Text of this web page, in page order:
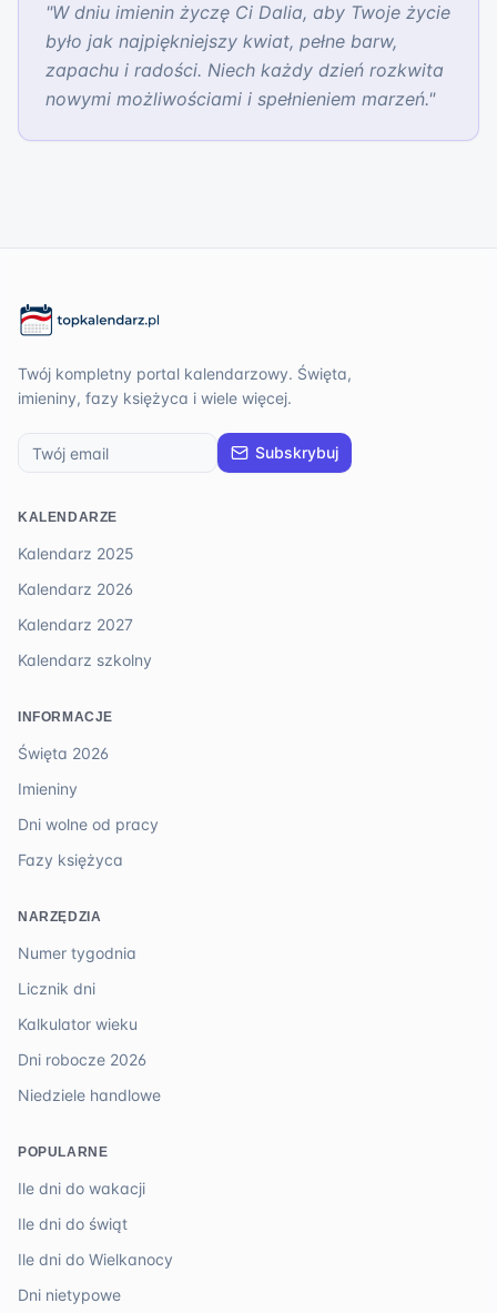
"W dniu imienin życzę Ci Dalia, aby Twoje życie
było jak najpiękniejszy kwiat, pełne barw,
zapachu i radości. Niech każdy dzień rozkwita
nowymi możliwościami i spełnieniem marzeń."
Twój kompletny portal kalendarzowy. Święta,
imieniny, fazy księżyca i wiele więcej.
Subskrybuj
KALENDARZE
Kalendarz 2025
Kalendarz 2026
Kalendarz 2027
Kalendarz szkolny
INFORMACJE
Święta 2026
Imieniny
Dni wolne od pracy
Fazy księżyca
NARZĘDZIA
Numer tygodnia
Licznik dni
Kalkulator wieku
Dni robocze 2026
Niedziele handlowe
POPULARNE
Ile dni do wakacji
Ile dni do świąt
Ile dni do Wielkanocy
Dni nietypowe